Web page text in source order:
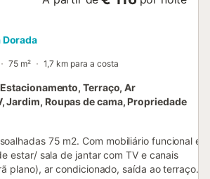
Dorada
75 m² 1,7 km para a costa
Terraço, Ar
Jardim, Roupas de cama, Propriedade
75 m2. Com mobiliário funcional e
estar/ sala de jantar com TV e canais
plano), ar condicionado, saída ao terraço.